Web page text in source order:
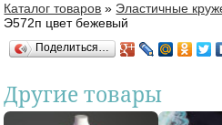
Вы здесь
Каталог товаров » Эластичные
Э572п цвет бежевый
Поделиться…
Другие товары